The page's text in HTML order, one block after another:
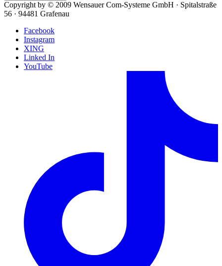
Copyright by © 2009 Wensauer Com-Systeme GmbH · Spitalstraße
56 · 94481 Grafenau
Facebook
Instagram
XING
Linked In
YouTube